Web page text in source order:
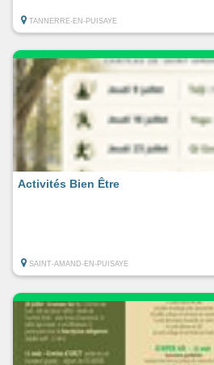
TANNERRE-EN-PUISAYE
Activités Bien Être
SAINT-AMAND-EN-PUISAYE